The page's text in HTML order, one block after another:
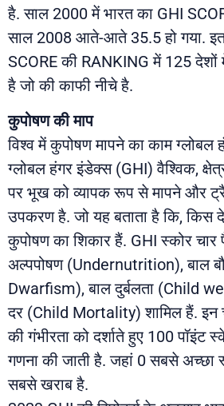
है. साल 2000 में भारत का GHI
साल 2008 आते-आते 35.5 हो गया.
SCORE की RANKING में 125 देशों
है जो की काफी नीचे है.
कुपोषण की माप
विश्व में कुपोषण मापने का काम ग्लोबल
ग्लोबल हंगर इंडेक्स (GHI) वैश्विक,
पर भूख को व्यापक रूप से मापने और
उपकरण है. जो यह बताता है कि, किस
कुपोषण का शिकार हैं. GHI स्कोर चार
अल्पपोषण (Undernutrition), बाल
Dwarfism), बाल दुर्बलता (Child
दर (Child Mortality) शामिल हैं. इन
की गंभीरता को दर्शाते हुए 100 पॉइंट
गणना की जाती है. जहां 0 सबसे
सबसे खराब है.